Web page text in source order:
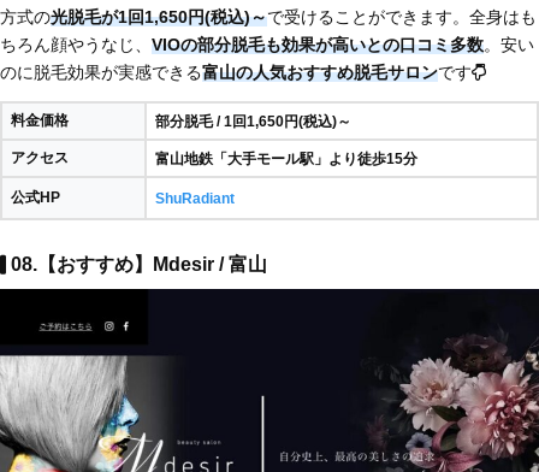
方式の光脱毛が1回1,650円(税込)～で受けることができます。全身はも
ちろん顔やうなじ、 VIOの部分脱毛も効果が高いとの口コミ多数。安い
のに脱毛効果が実感できる富山の人気おすすめ脱毛サロンです
料金価格 部分脱毛 / 1回1,650円(税込)～
アクセス 富山地鉄「大手モール駅」より徒歩15分
公式HP ShuRadiant
08.【おすすめ】Mdesir / 富山